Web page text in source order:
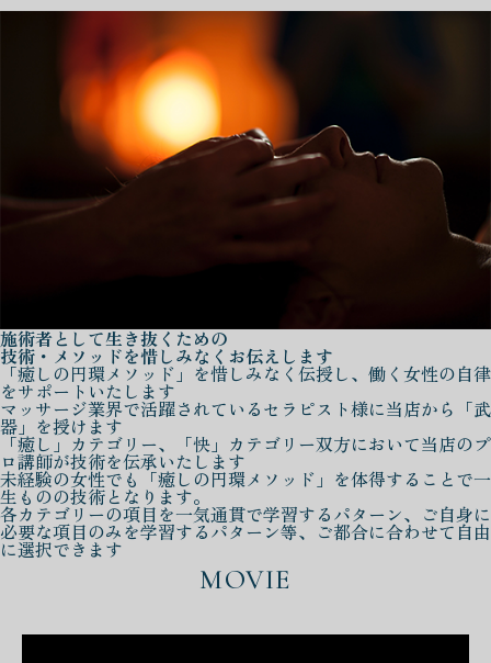
施術者として生き抜くための
技術・メソッドを惜しみなくお伝えします
「癒しの円環メソッド」を惜しみなく伝授し、働く女性の自律
をサポートいたします
マッサージ業界で活躍されているセラピスト様に当店から「武
器」を授けます
「癒し」カテゴリー、「快」カテゴリー双方において当店のプ
ロ講師が技術を伝承いたします
未経験の女性でも「癒しの円環メソッド」を体得することで一
生ものの技術となります。
各カテゴリーの項目を一気通貫で学習するパターン、ご自身に
必要な項目のみを学習するパターン等、ご都合に合わせて自由
に選択できます
MOVIE